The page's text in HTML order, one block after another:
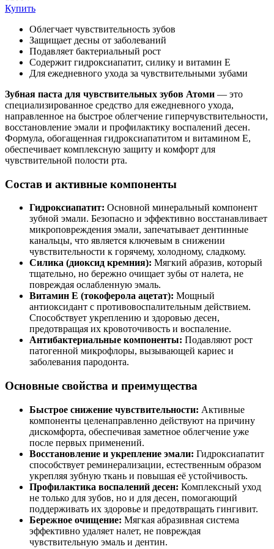
Купить
Облегчает чувствительность зубов
Защищает десны от заболеваний
Подавляет бактериальный рост
Содержит гидроксиапатит, силику и витамин Е
Для ежедневного ухода за чувствительными зубами
Зубная паста для чувствительных зубов Атоми — это
специализированное средство для ежедневного ухода,
направленное на быстрое облегчение гиперчувствительности,
восстановление эмали и профилактику воспалений десен.
Формула, обогащенная гидроксиапатитом и витамином Е,
обеспечивает комплексную защиту и комфорт для
чувствительной полости рта.
Состав и активные компоненты
Гидроксиапатит: Основной минеральный компонент
зубной эмали. Безопасно и эффективно восстанавливает
микроповреждения эмали, запечатывает дентинные
канальцы, что является ключевым в снижении
чувствительности к горячему, холодному, сладкому.
Силика (диоксид кремния): Мягкий абразив, который
тщательно, но бережно очищает зубы от налета, не
повреждая ослабленную эмаль.
Витамин Е (токоферола ацетат): Мощный
антиоксидант с противовоспалительным действием.
Способствует укреплению и здоровью десен,
предотвращая их кровоточивость и воспаление.
Антибактериальные компоненты: Подавляют рост
патогенной микрофлоры, вызывающей кариес и
заболевания пародонта.
Основные свойства и преимущества
Быстрое снижение чувствительности: Активные
компоненты целенаправленно действуют на причину
дискомфорта, обеспечивая заметное облегчение уже
после первых применений.
Восстановление и укрепление эмали: Гидроксиапатит
способствует реминерализации, естественным образом
укрепляя зубную ткань и повышая её устойчивость.
Профилактика воспалений десен: Комплексный уход
не только для зубов, но и для десен, помогающий
поддерживать их здоровье и предотвращать гингивит.
Бережное очищение: Мягкая абразивная система
эффективно удаляет налет, не повреждая
чувствительную эмаль и дентин.